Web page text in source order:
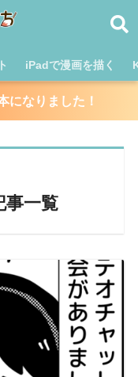
iPadで漫画を描く
になりました！
事一覧